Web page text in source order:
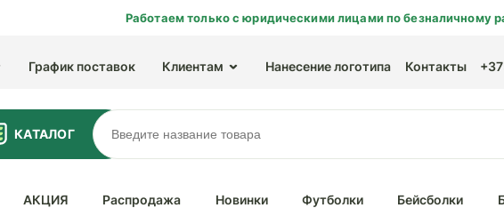
Работаем только с юридическими лицами по безналичному
График поставок Клиентам Нанесение логотипа Контакты
КАТАЛОГ
АКЦИЯ Распродажа Новинки Футболки Бейсболки